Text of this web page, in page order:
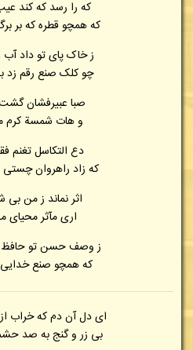
که را رسد که کند
که همچو قطره که بر
ز خاک پای تو داد آب
چو کلک صنع رقم زد
صبا عبیرفشان گشت
و هات شمسة کرم
دع التکاسل تغنم
که زاد راهروان
اثر نماند ز من
اری مآثر
ز وصف حسن تو حافظ
که همچو صنع خدایی
ای دل آن دم که خراب
بی زر و گنج به صد